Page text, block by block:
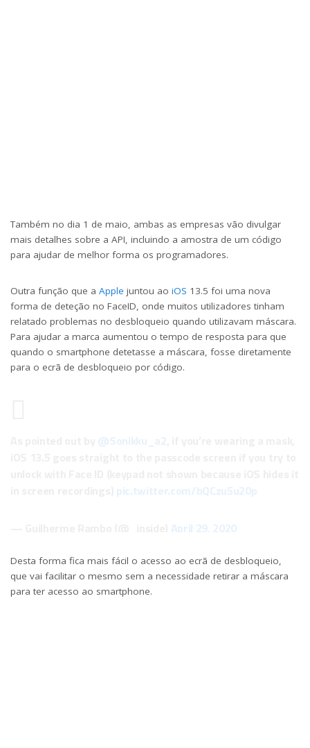
Também no dia 1 de maio, ambas as empresas vão divulgar
mais detalhes sobre a API, incluindo a amostra de um código
para ajudar de melhor forma os programadores.
Outra função que a Apple juntou ao iOS 13.5 foi uma nova
forma de deteção no FaceID, onde muitos utilizadores tinham
relatado problemas no desbloqueio quando utilizavam máscara.
Para ajudar a marca aumentou o tempo de resposta para que
quando o smartphone detetasse a máscara, fosse diretamente
para o ecrã de desbloqueio por código.
@Sonikku_a2
pic.twitter.com/bQCzu5u20p
April 29, 2020
Desta forma fica mais fácil o acesso ao ecrã de desbloqueio,
que vai facilitar o mesmo sem a necessidade retirar a máscara
para ter acesso ao smartphone.